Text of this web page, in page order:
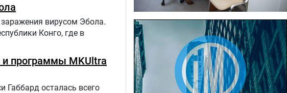
вирусом Эбола.
Конго, где в
и программы MKUltra
Габбард осталась всего
22.07.2026
Больница в Спирово работает
без рентгеновского кабинета